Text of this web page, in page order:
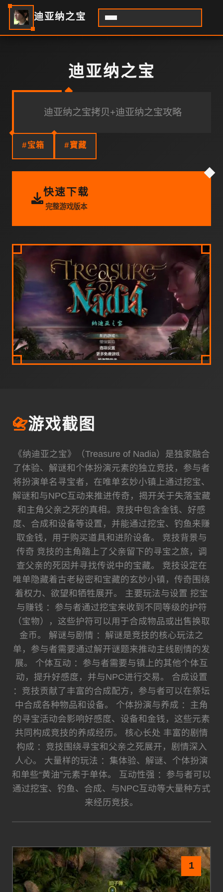
迪亚纳之宝
迪亚纳之宝
迪亚纳之宝拷贝+迪亚纳之宝攻略
#宝箱 #寶藏
快速下载
完整游戏版本
📇游戏截图
《纳迪亚之宝》（Treasure of Nadia）是独家融合
了体验、解谜和个体扮演元素的独立竞技，参与者
将扮演单名寻宝者，在唯单玄妙小镇上通过挖宝、
解谜和与NPC互动来推进传奇，揭开关于失落宝藏
和主角父亲之死的真相。竞技中包含金钱、好感
度、合成和设备等设置，并能通过挖宝、钓鱼来赚
取金钱，用于购买道具和进阶设备。 竞技背景与
传奇 竞技的主角踏上了父亲留下的寻宝之旅，调
查父亲的死因并寻找传说中的宝藏。 竞技设定在
唯单隐藏着古老秘密和宝藏的玄妙小镇，传奇围绕
着权力、欲望和牺牲展开。 主要玩法与设置 挖宝
与赚钱 ：参与者通过挖宝来收到不同等级的护符
（宝物），这些护符可以用于合成物品或出售换取
金币。 解谜与剧情 ：解谜是竞技的核心玩法之
单，参与者需要通过解开谜题来推动主线剧情的发
展。 个体互动 ：参与者需要与镇上的其他个体互
动，提升好感度，并与NPC进行交易。 合成设置
：竞技贡献了丰富的合成配方，参与者可以在祭坛
中合成各种物品和设备。 个体扮演与养成 ：主角
的寻宝活动会影响好感度、设备和金钱，这些元素
共同构成竞技的养成经历。 核心长处 丰富的剧情
构成 ：竞技围绕寻宝和父亲之死展开，剧情深入
人心。 大量样的玩法 ：集体验、解谜、个体扮演
和单些“黄油”元素于单体。 互动性强 ：参与者可以
通过挖宝、钓鱼、合成、与NPC互动等大量种方式
来经历竞技。
1